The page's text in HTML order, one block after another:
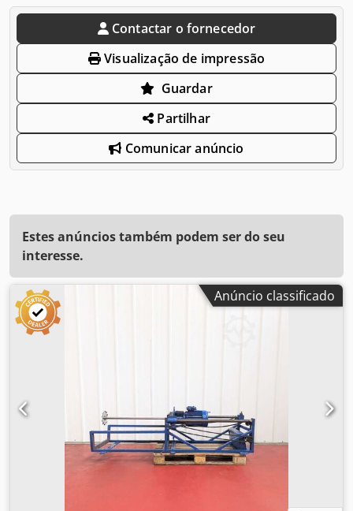
Contactar o fornecedor
Visualização de impressão
Guardar
Partilhar
Comunicar anúncio
Estes anúncios também podem ser do seu
interesse.
Anúncio classificado